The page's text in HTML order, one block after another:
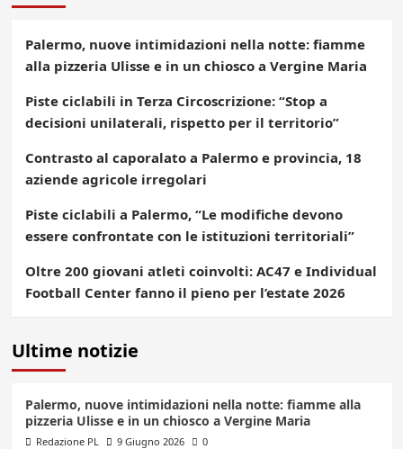
Palermo, nuove intimidazioni nella notte: fiamme
alla pizzeria Ulisse e in un chiosco a Vergine Maria
Piste ciclabili in Terza Circoscrizione: “Stop a
decisioni unilaterali, rispetto per il territorio”
Contrasto al caporalato a Palermo e provincia, 18
aziende agricole irregolari
Piste ciclabili a Palermo, “Le modifiche devono
essere confrontate con le istituzioni territoriali”
Oltre 200 giovani atleti coinvolti: AC47 e Individual
Football Center fanno il pieno per l’estate 2026
Ultime notizie
Palermo, nuove intimidazioni nella notte: fiamme alla
pizzeria Ulisse e in un chiosco a Vergine Maria
Redazione PL 9 Giugno 2026 0